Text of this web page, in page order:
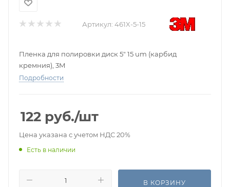
Артикул: 461X-5-15
Пленка для полировки диск 5" 15 um (карбид
кремния), 3M
Подробности
122 руб./шт
Цена указана с учетом НДС 20%
Есть в наличии
В КОРЗИНУ